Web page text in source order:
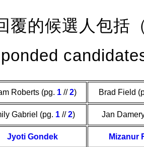
覆的候選人包括
Roberts (pg. 1 //2) Brad Field
Gabriel (pg. 1 //2) Jan
Jyoti Gondek Mizanur